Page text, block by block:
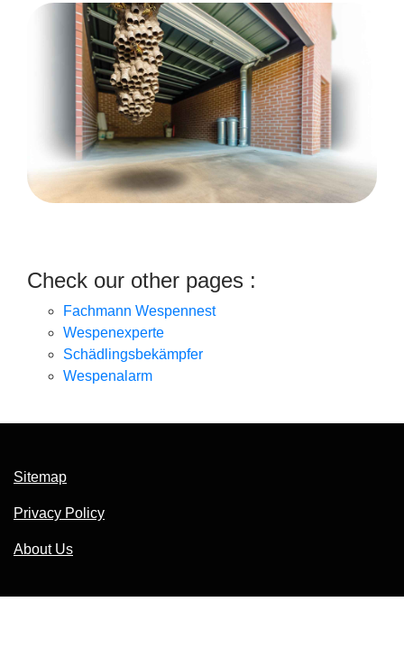
Check our other pages :
Fachmann Wespennest
Wespenexperte
Schädlingsbekämpfer
Wespenalarm
Sitemap
Privacy Policy
About Us